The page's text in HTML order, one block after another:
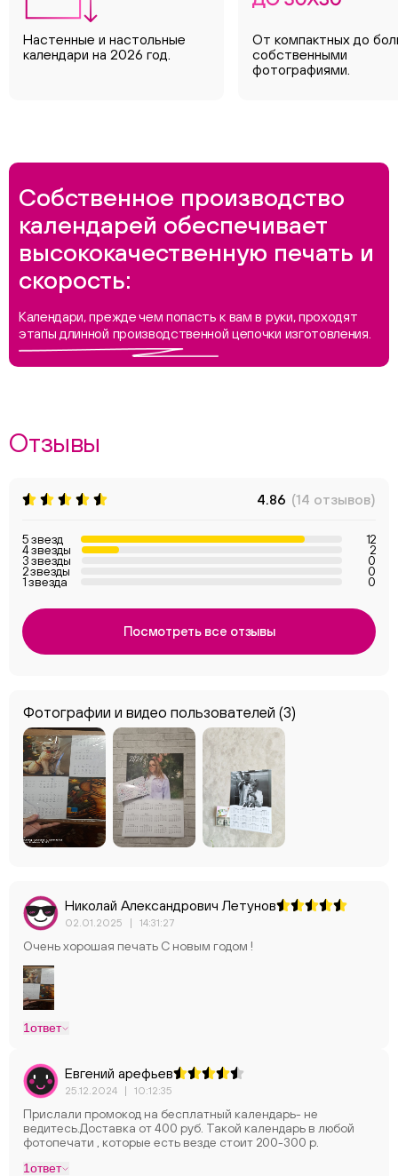
Настенные и настольные
календари на 2026 год.
От компактных до
собственными
фотографиями.
Собственное производство
календарей обеспечивает
высококачественную печать и
скорость:
Календари, прежде чем попасть к вам в руки, проходят
этапы длинной производственной цепочки изготовления.
Отзывы
Фотографии и видео пользователей (3)
4.86 (14 отзывов)
5 звезд 12
4 звезды 2
3 звезды 0
2 звезды 0
1 звезда 0
Посмотреть все отзывы
Николай Александрович Летунов
02.01.2025 | 14:31:27
Очень хорошая печать С новым годом !
1ответ
Евгений арефьев
25.12.2024 | 10:12:35
Прислали промокод на бесплатный календарь- не
ведитесь.Доставка от 400 руб. Такой календарь в любой
фотопечати , которые есть везде стоит 200-300 р.
1ответ